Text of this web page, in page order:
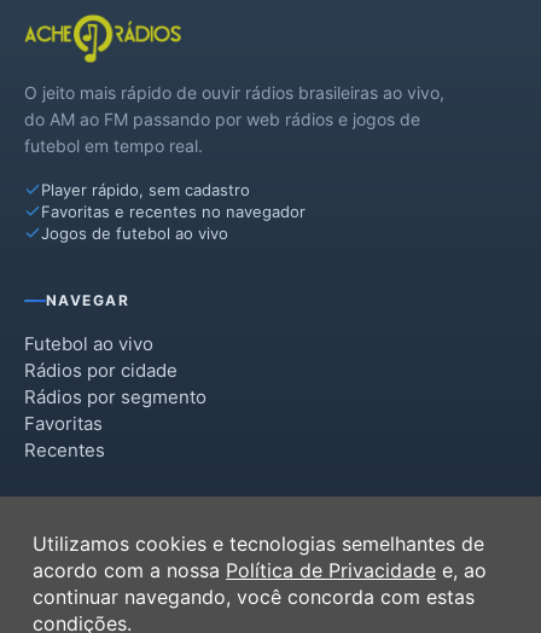
O jeito mais rápido de ouvir rádios brasileiras ao vivo,
do AM ao FM passando por web rádios e jogos de
futebol em tempo real.
Player rápido, sem cadastro
Favoritas e recentes no navegador
Jogos de futebol ao vivo
NAVEGAR
Futebol ao vivo
Rádios por cidade
Rádios por segmento
Favoritas
Recentes
Termos de Uso
Política de Privacidade
Ferramentas
Utilizamos cookies e tecnologias semelhantes de
acordo com a nossa Política de Privacidade e, ao
continuar navegando, você concorda com estas
condições.